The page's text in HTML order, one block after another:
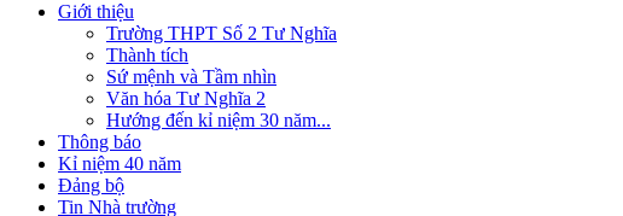
Giới thiệu
Trường THPT Số 2 Tư Nghĩa
Thành tích
Sứ mệnh và Tầm nhìn
Văn hóa Tư Nghĩa 2
Hướng đến kỉ niệm 30 năm...
Thông báo
Kỉ niệm 40 năm
Đảng bộ
Tin Nhà trường